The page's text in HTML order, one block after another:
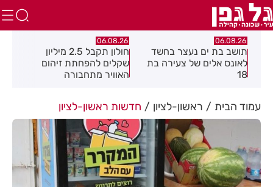
06.08.26
חולון תקבל 2.5 מיליון
שקלים להפחתת זיהום
האוויר מתחבורה
06.08.26
נעצר תושב מודיעין עילית
בחשד שאיים על מפקד
תחנת בני ברק–רמת גן
עמוד הבית ראשון-לציון חדשות ראשון-לציון